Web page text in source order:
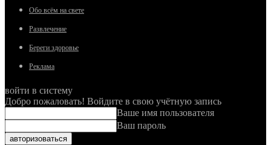
Обо всём на свете
Развлечение
Береги здоровье
Реклама
войти в систему
Добро пожаловать! Войдите в свою учётную запись
Ваше имя пользователя
Ваш пароль